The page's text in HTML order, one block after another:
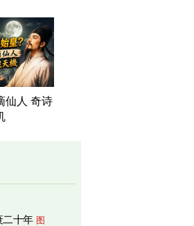
仙人 奇诗
二十年 图